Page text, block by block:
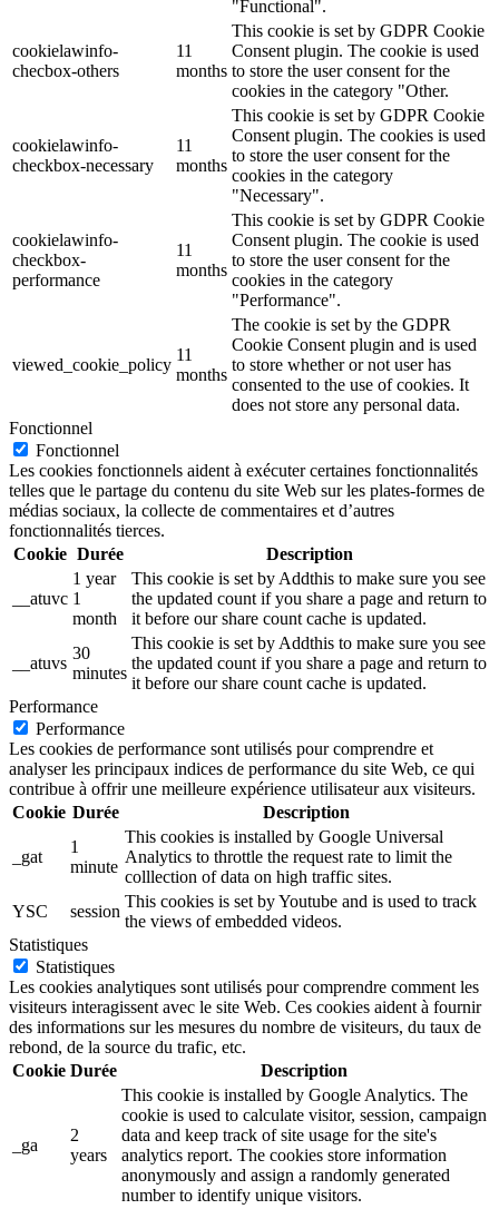
"Functional".
cookielawinfo-
checbox-others
11
months
This cookie is set by GDPR Cookie
Consent plugin. The cookie is used
to store the user consent for the
cookies in the category "Other.
cookielawinfo-
checkbox-necessary
11
months
This cookie is set by GDPR Cookie
Consent plugin. The cookies is used
to store the user consent for the
cookies in the category
"Necessary".
cookielawinfo-
checkbox-
performance
11
months
This cookie is set by GDPR Cookie
Consent plugin. The cookie is used
to store the user consent for the
cookies in the category
"Performance".
viewed_cookie_policy
11
months
The cookie is set by the GDPR
Cookie Consent plugin and is used
to store whether or not user has
consented to the use of cookies. It
does not store any personal data.
Fonctionnel
Fonctionnel
Les cookies fonctionnels aident à exécuter certaines fonctionnalités
telles que le partage du contenu du site Web sur les plates-formes de
médias sociaux, la collecte de commentaires et d’autres
fonctionnalités tierces.
Cookie Durée Description
__atuvc
1 year
1
month
This cookie is set by Addthis to make sure you see
the updated count if you share a page and return to
it before our share count cache is updated.
__atuvs
30
minutes
This cookie is set by Addthis to make sure you see
the updated count if you share a page and return to
it before our share count cache is updated.
Performance
Performance
Les cookies de performance sont utilisés pour comprendre et
analyser les principaux indices de performance du site Web, ce qui
contribue à offrir une meilleure expérience utilisateur aux visiteurs.
Cookie Durée Description
_gat
1
minute
This cookies is installed by Google Universal
Analytics to throttle the request rate to limit the
colllection of data on high traffic sites.
YSC
session
This cookies is set by Youtube and is used to track
the views of embedded videos.
Statistiques
Statistiques
Les cookies analytiques sont utilisés pour comprendre comment les
visiteurs interagissent avec le site Web. Ces cookies aident à fournir
des informations sur les mesures du nombre de visiteurs, du taux de
rebond, de la source du trafic, etc.
Cookie Durée Description
_ga
2
years
This cookie is installed by Google Analytics. The
cookie is used to calculate visitor, session, campaign
data and keep track of site usage for the site's
analytics report. The cookies store information
anonymously and assign a randomly generated
number to identify unique visitors.